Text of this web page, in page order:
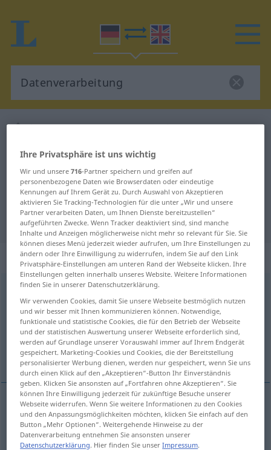
Deutsch-Englisch Wörterbuch Datenverarbeitung
Deutsch-Englisch Übersetzung für
"Datenverarbeitung"
"Datenverarbeitung" Englisch
Übersetzung
„Datenverarbeitung“: Femininum
Datenverarbeitungf
Übersicht aller Übersetzungen
(Für mehr Details die Übersetzung anklicken/antippen)
data processing
dataprocessing Datenverarbeitung IT
Ihre Privatsphäre ist uns wichtig
Wir und unsere716-Partner speichern und greifen auf
personenbezogene Daten wie Browserdaten oder eindeutige
Kennungen auf Ihrem Gerät zu. Durch Auswahl von Akzeptieren
aktivieren Sie Tracking-Technologien für die unter „Wir und unsere
Partner verarbeiten Daten, um Ihnen Dienste bereitzustellen“
aufgeführten Zwecke. Wenn Tracker deaktiviert sind, sind manche
Inhalte und Anzeigen möglicherweise nicht mehr so relevant für Sie. Sie
können dieses Menü jederzeit wieder aufrufen, um Ihre Einstellungen zu
ändern oder Ihre Einwilligung zu widerrufen, indem Sie auf den Link
Privatsphäre-Einstellungen am unteren Rand der Webseite klicken. Ihre
Einstellungen gelten innerhalb unseres Website. Weitere Informationen
finden Sie in unserer Datenschutzerklärung.
Wir verwenden Cookies, damit Sie unsere Webseite bestmöglich nutzen
und wir besser mit Ihnen kommunizieren können. Notwendige,
funktionale und statistische Cookies, die für den Betrieb der Webseite
und der statistischen Auswertung unserer Webseite erforderlich sind,
werden auf Grundlage unserer Vorauswahl immer auf Ihrem Endgerät
gespeichert. Marketing-Cookies und Cookies, die der Bereitstellung
personalisierter Werbung dienen, werden nur gespeichert, wenn Sie uns
durch einen Klick auf den „Akzeptieren“-Button Ihr Einverständnis
geben. Klicken Sie ansonsten auf „Fortfahren ohne Akzeptieren“. Sie
können Ihre Einwilligung jederzeit für zukünftige Besuche unserer
Webseite widerrufen. Wenn Sie weitere Informationen zu den Cookies
und den Anpassungsmöglichkeiten möchten, klicken Sie einfach auf den
Button „Mehr Optionen“. Weitergehende Hinweise zu der
Datenverarbeitung entnehmen Sie ansonsten unserer
Datenschutzerklärung. Hier finden Sie unserImpressum.